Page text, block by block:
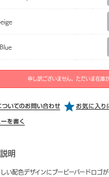
申し訳ございません。ただいま在庫
明
い配色デザインにブービーバードロゴ